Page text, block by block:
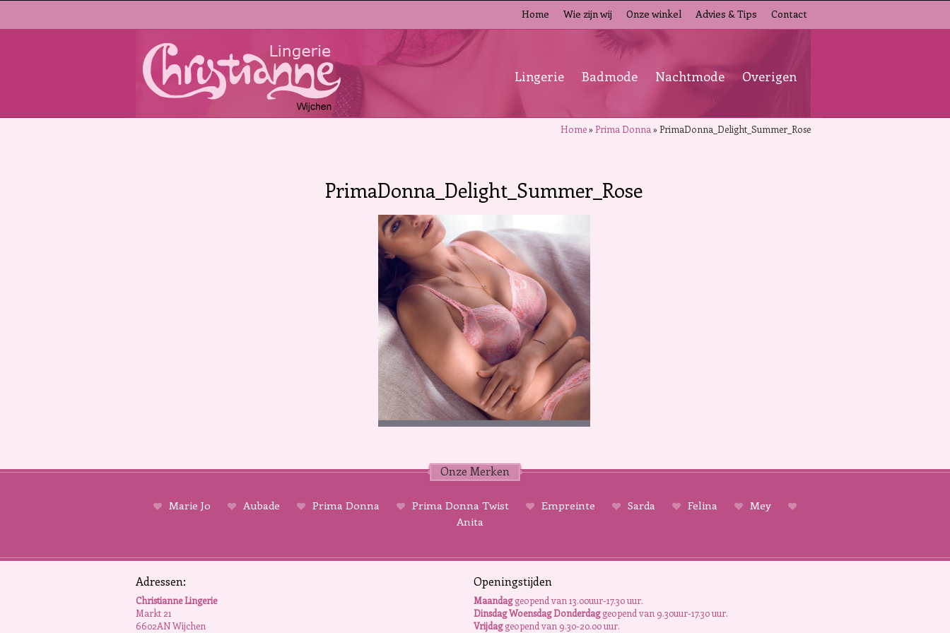
Home Wie zijn wij Onze winkel Advies & Tips Contact
Lingerie Badmode Nachtmode Overigen
Home»Prima Donna »PrimaDonna_Delight_Summer_Rose
PrimaDonna_Delight_Summer_Rose
Onze Merken
Marie Jo Aubade Prima Donna Prima Donna Twist Empreinte Sarda Felina
Mey
Anita
Adressen:
Christianne Lingerie
Markt 21
6602AN Wijchen
Openingstijden
Maandaggeopend van 13.00uur-17.30 uur.
Dinsdag Woensdag Donderdaggeopend van 9.30uur-17.30 uur.
Vrijdaggeopend van 9.30-20.00 uur.